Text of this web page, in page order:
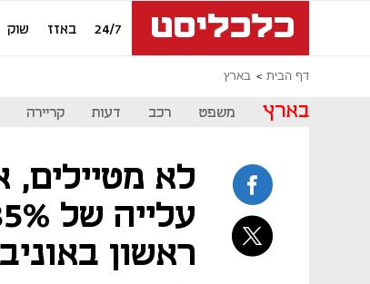
24/7 באזז שוק
דף הבית בארץ
בארץ משפט רכב דעות קריירה
לא מטיילים,
ראשון